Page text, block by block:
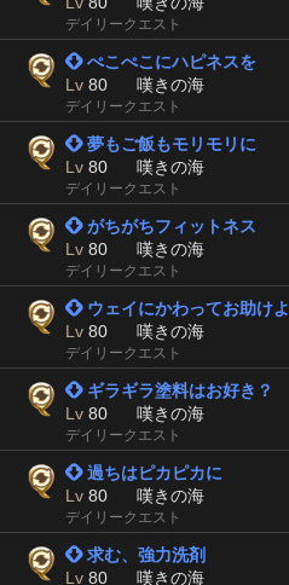
デイリークエスト
 ぺこぺこにハピネスを
Lv 80 嘆きの海
デイリークエスト
 夢もご飯もモリモリに
Lv 80 嘆きの海
デイリークエスト
 がちがちフィットネス
Lv 80 嘆きの海
デイリークエスト
 ウェイにかわってお助けよ
Lv 80 嘆きの海
デイリークエスト
 ギラギラ塗料はお好き？
Lv 80 嘆きの海
デイリークエスト
 過ちはピカピカに
Lv 80 嘆きの海
デイリークエスト
 求む、強力洗剤
Lv 80 嘆きの海